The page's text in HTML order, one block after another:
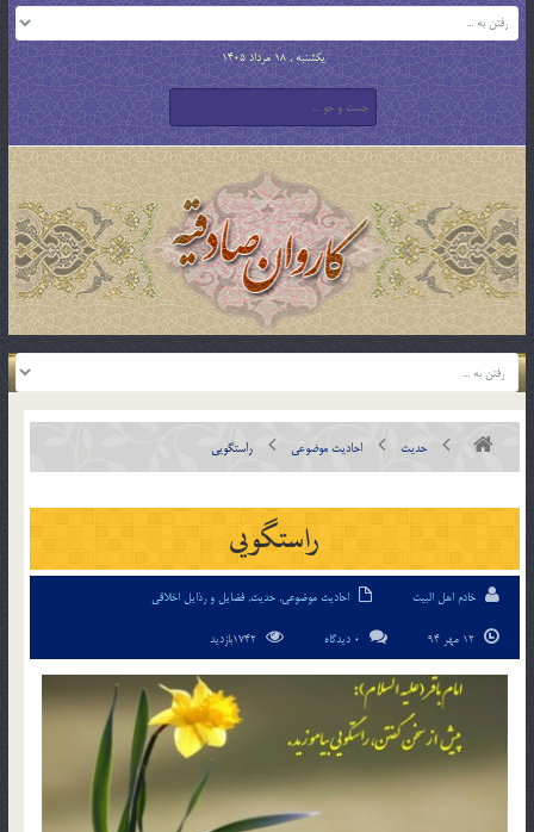
یکشنبه , 18 مرداد 1405
حدیث احادیث موضوعی راستگويى
راستگويى
خادم اهل البیت احادیث موضوعی, حدیث, فضایل و رذایل اخلاقی
0 دیدگاه